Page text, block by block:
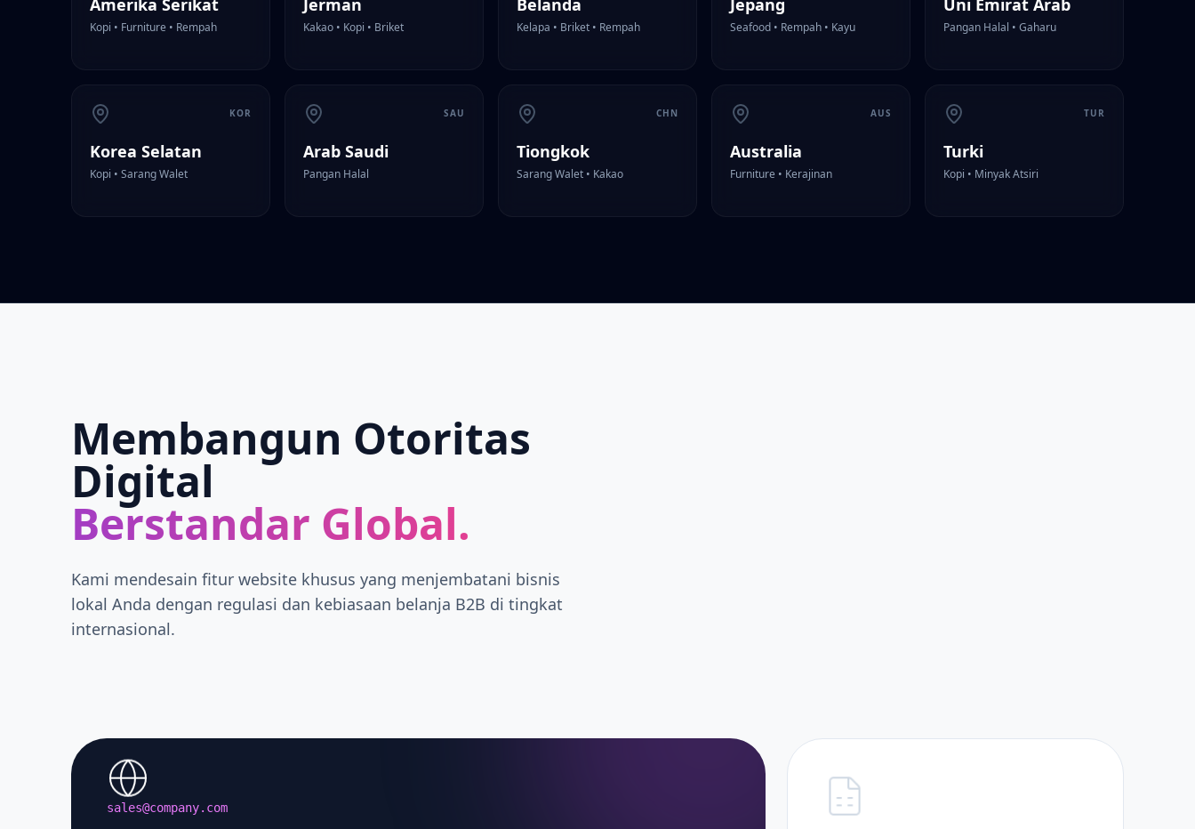
Kopi • Furniture • Rempah Kakao • Kopi • Briket Kelapa • Briket • Rempah Seafood • Rempah • Kayu Pangan Halal • Gaharu
KOR
Korea Selatan
Kopi • Sarang Walet
SAU
Arab Saudi
Pangan Halal
CHN
Tiongkok
Sarang Walet • Kakao
AUS
Australia
Furniture • Kerajinan
TUR
Turki
Kopi • Minyak Atsiri
Membangun Otoritas
Digital
Berstandar Global.
Kami mendesain fitur website khusus yang menjembatani bisnis
lokal Anda dengan regulasi dan kebiasaan belanja B2B di tingkat
internasional.
sales@company.com